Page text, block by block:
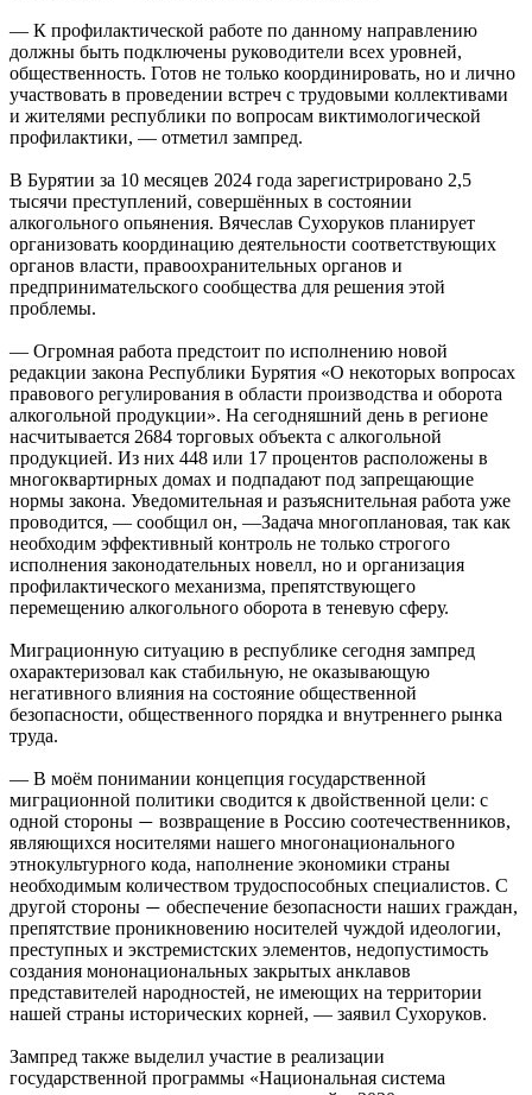
— К профилактической работе по данному направлению
должны быть подключены руководители всех уровней,
общественность. Готов не только координировать, но и лично
участвовать в проведении встреч с трудовыми коллективами
и жителями республики по вопросам виктимологической
профилактики, — отметил зампред.
В Бурятии за 10 месяцев 2024 года зарегистрировано 2,5
тысячи преступлений, совершённых в состоянии
алкогольного опьянения. Вячеслав Сухоруков планирует
организовать координацию деятельности соответствующих
органов власти, правоохранительных органов и
предпринимательского сообщества для решения этой
проблемы.
— Огромная работа предстоит по исполнению новой
редакции закона Республики Бурятия «О некоторых вопросах
правового регулирования в области производства и оборота
алкогольной продукции». На сегодняшний день в регионе
насчитывается 2684 торговых объекта с алкогольной
продукцией. Из них 448 или 17 процентов расположены в
многоквартирных домах и подпадают под запрещающие
нормы закона. Уведомительная и разъяснительная работа уже
проводится, — сообщил он, —Задача многоплановая, так как
необходим эффективный контроль не только строгого
исполнения законодательных новелл, но и организация
профилактического механизма, препятствующего
перемещению алкогольного оборота в теневую сферу.
Миграционную ситуацию в республике сегодня зампред
охарактеризовал как стабильную, не оказывающую
негативного влияния на состояние общественной
безопасности, общественного порядка и внутреннего рынка
труда.
— В моём понимании концепция государственной
миграционной политики сводится к двойственной цели: с
одной стороны — возвращение в Россию соотечественников,
являющихся носителями нашего многонационального
этнокультурного кода, наполнение экономики страны
необходимым количеством трудоспособных специалистов. С
другой стороны — обеспечение безопасности наших граждан,
препятствие проникновению носителей чуждой идеологии,
преступных и экстремистских элементов, недопустимость
создания мононациональных закрытых анклавов
представителей народностей, не имеющих на территории
нашей страны исторических корней, — заявил Сухоруков.
Зампред также выделил участие в реализации
государственной программы «Национальная система